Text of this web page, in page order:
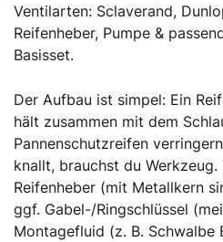
Ventilarten: Sclaverand,
Reifenheber, Pumpe &
Basisset.
Der Aufbau ist simpel: Ein
hält zusammen mit dem
Pannenschutzreifen
knallt, brauchst du
Reifenheber (mit Metallkern
ggf. Gabel-/Ringschlüssel
Montagefluid (z. B. Schwalbe